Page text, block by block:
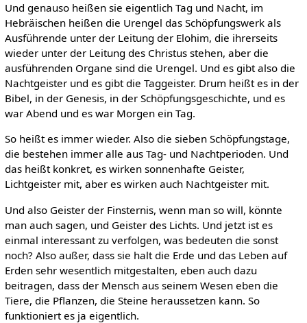
Und genauso heißen sie eigentlich Tag und Nacht, im
Hebräischen heißen die Urengel das Schöpfungswerk als
Ausführende unter der Leitung der Elohim, die ihrerseits
wieder unter der Leitung des Christus stehen, aber die
ausführenden Organe sind die Urengel. Und es gibt also die
Nachtgeister und es gibt die Taggeister. Drum heißt es in der
Bibel, in der Genesis, in der Schöpfungsgeschichte, und es
war Abend und es war Morgen ein Tag.
So heißt es immer wieder. Also die sieben Schöpfungstage,
die bestehen immer alle aus Tag- und Nachtperioden. Und
das heißt konkret, es wirken sonnenhafte Geister,
Lichtgeister mit, aber es wirken auch Nachtgeister mit.
Und also Geister der Finsternis, wenn man so will, könnte
man auch sagen, und Geister des Lichts. Und jetzt ist es
einmal interessant zu verfolgen, was bedeuten die sonst
noch? Also außer, dass sie halt die Erde und das Leben auf
Erden sehr wesentlich mitgestalten, eben auch dazu
beitragen, dass der Mensch aus seinem Wesen eben die
Tiere, die Pflanzen, die Steine heraussetzen kann. So
funktioniert es ja eigentlich.